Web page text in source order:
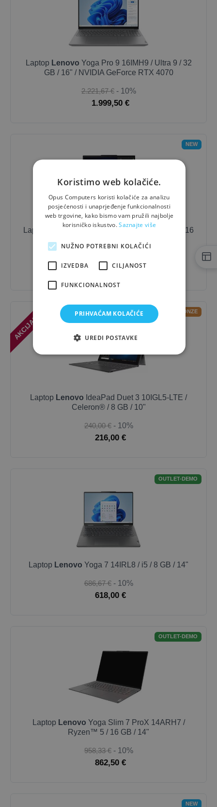
Laptop Lenovo Yoga Pro 9 16IMH9 / Ultra 9 / 32
GB / 16" / NVIDIA GeForce RTX 4070
2.221,67 € - 10%
1.999,50 €
NEW
Laptop
ThinkPad T14 Gen 6 / Ultra 7 / 16
1.917,00 €
AKCIJA! -10% OUTLET-BRONZE
Laptop Lenovo IdeaPad Duet 3 10IGL5-LTE /
Celeron® / 8 GB / 10"
240,00 € - 10%
216,00 €
OUTLET-DEMO
Laptop Lenovo Yoga 7 14IRL8 / i5 / 8 GB / 14"
686,67 € - 10%
618,00 €
OUTLET-DEMO
Laptop Lenovo Yoga Slim 7 ProX 14ARH7 /
Ryzen™ 5 / 16 GB / 14"
958,33 € - 10%
862,50 €
NEW
Koristimo web kolačiće.
Opus Computers koristi kolačiće za analizu
posjećenosti i unaprjeđenje funkcionalnosti
web trgovine, kako bismo vam pružili najbolje
korisničko iskustvo.Saznajte više
NUŽNO POTREBNI KOLAČIĆI
IZVEDBA CILJANOST
FUNKCIONALNOST
PRIHVAĆAM KOLAČIĆE
UREDI POSTAVKE